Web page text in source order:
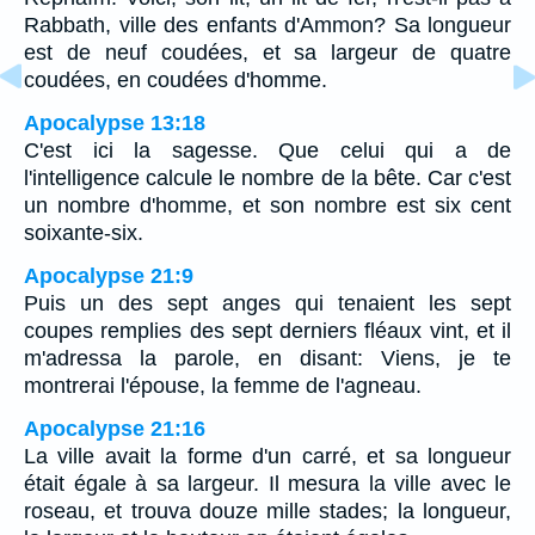
Rabbath, ville des enfants d'Ammon? Sa longueur
est de neuf coudées, et sa largeur de quatre
coudées, en coudées d'homme.
Apocalypse 13:18
C'est ici la sagesse. Que celui qui a de
l'intelligence calcule le nombre de la bête. Car c'est
un nombre d'homme, et son nombre est six cent
soixante-six.
Apocalypse 21:9
Puis un des sept anges qui tenaient les sept
coupes remplies des sept derniers fléaux vint, et il
m'adressa la parole, en disant: Viens, je te
montrerai l'épouse, la femme de l'agneau.
Apocalypse 21:16
La ville avait la forme d'un carré, et sa longueur
était égale à sa largeur. Il mesura la ville avec le
roseau, et trouva douze mille stades; la longueur,